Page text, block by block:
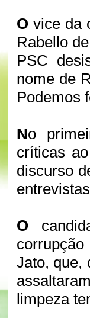
O vice da
Rabello
PSC
nome de
Podemos
No
críticas
discurso
O
Jato, que,
limpeza